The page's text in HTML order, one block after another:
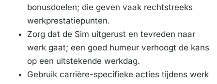
bonusdoelen; die geven vaak rechtstreeks
werkprestatiepunten.
Zorg dat de Sim uitgerust en tevreden naar
werk gaat; een goed humeur verhoogt de kans
op een uitstekende werkdag.
Gebruik carrière-specifieke acties tijdens werk